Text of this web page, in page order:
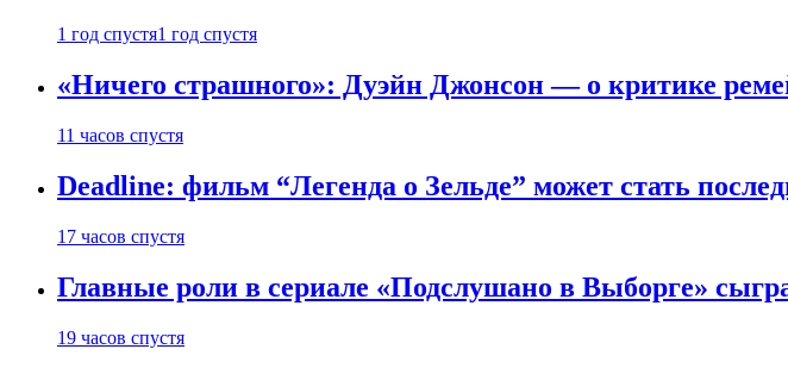
1 год спустя1 год спустя
«Ничего страшного»: Дуэйн Джонсон — о критике
11 часов спустя
Deadline: фильм “Легенда о Зельде” может стать
17 часов спустя
Главные роли в сериале «Подслушано в Выборге»
19 часов спустя